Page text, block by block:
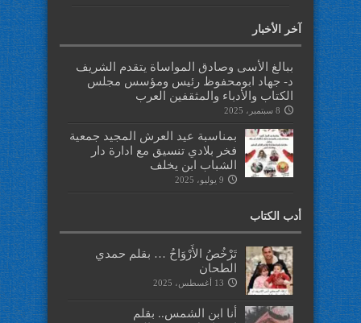
آخر الأخبار
ببالغ الأسى وصادق المواساة يتقدم الشريف
د- جهاد ابومحفوظ رئيس ومؤسس مجلس
الكتاب والأدباء والمثقفين العرب
8 سبتمبر، 2025
بمناسبة عيد العرش المجيد جمعية
فخر بلادي تنسيق مع ادارة دار
الشباب ابن يخلف
9 يوليو، 2025
أدب الكتاب
تَرْخُصُ الأَرْوَاحُ … بقلم حمدي
الطحان
13 أغسطس، 2025
أنا ابن الشمس.. بقلم